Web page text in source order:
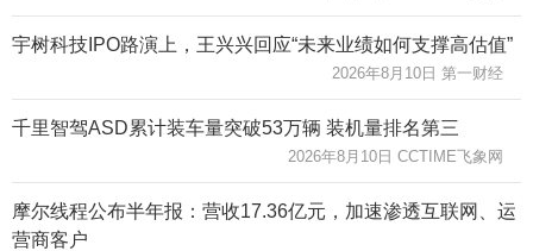
宇树科技IPO路演上，王兴兴回应“未来业绩如何支撑高估值”
2026年8月10日 第一财经
千里智驾ASD累计装车量突破53万辆 装机量排名第三
2026年8月10日 CCTIME飞象网
摩尔线程公布半年报：营收17.36亿元，加速渗透互联网、运
营商客户